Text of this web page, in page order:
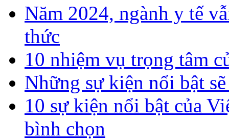
Năm 2024, ngành y tế
thức
10 nhiệm vụ trọng tâm
Những sự kiện nổi bật
10 sự kiện nổi bật của
bình chọn